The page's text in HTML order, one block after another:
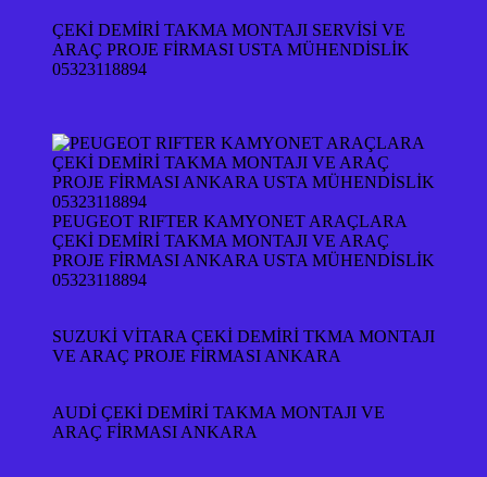
ÇEKİ DEMİRİ TAKMA MONTAJI SERVİSİ VE
ARAÇ PROJE FİRMASI USTA MÜHENDİSLİK
05323118894
PEUGEOT RIFTER KAMYONET ARAÇLARA
ÇEKİ DEMİRİ TAKMA MONTAJI VE ARAÇ
PROJE FİRMASI ANKARA USTA MÜHENDİSLİK
05323118894
SUZUKİ VİTARA ÇEKİ DEMİRİ TKMA MONTAJI
VE ARAÇ PROJE FİRMASI ANKARA
AUDİ ÇEKİ DEMİRİ TAKMA MONTAJI VE
ARAÇ FİRMASI ANKARA